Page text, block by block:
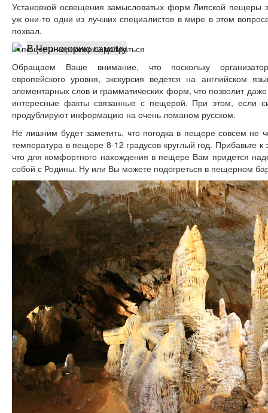
В Черногорию самому
Блог
Установкой освещения замысловатых форм Липской пещеры
уж они-то одни из лучших специалистов в мире в этом
похвал.
Обращаем Ваше внимание, что поскольку
европейского уровня, экскурсия ведется на английском
элементарных слов и грамматических форм, что позволит даже
интересные факты связанные с пещерой. При этом, если
продублируют информацию на очень ломаном русском.
Не лишним будет заметить, что погодка в пещере совсем не
температура в пещере 8-12 градусов круглый год. Прибавьте
что для комфортного нахождения в пещере Вам придется
собой с Родины. Ну или Вы можете подогреться в пещерном